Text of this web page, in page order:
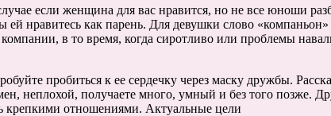
если женщина для вас нравится, но не все юноши
нравитесь как парень. Для девушки слово «компаньон»
в то время, когда сиротливо или проблемы
пробиться к ее сердечку через маску дружбы.
неплохой, получаете много, умный и без того позже.
крепкими отношениями. Актуальные цели